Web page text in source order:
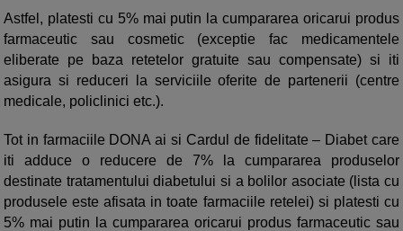
Astfel, platesti cu 5% mai putin la cumpararea oricarui produs
farmaceutic sau cosmetic (exceptie fac medicamentele
eliberate pe baza retetelor gratuite sau compensate) si iti
asigura si reduceri la serviciile oferite de partenerii (centre
medicale, policlinici etc.).
Tot in farmaciile DONA ai si Cardul de fidelitate – Diabet care
iti adduce o reducere de 7% la cumpararea produselor
destinate tratamentului diabetului si a bolilor asociate (lista cu
produsele este afisata in toate farmaciile retelei) si platesti cu
5% mai putin la cumpararea oricarui produs farmaceutic sau